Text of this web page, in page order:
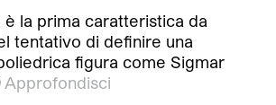
è la prima caratteristica da
tentativo di definire una
figura come Sigmar
Approfondisci